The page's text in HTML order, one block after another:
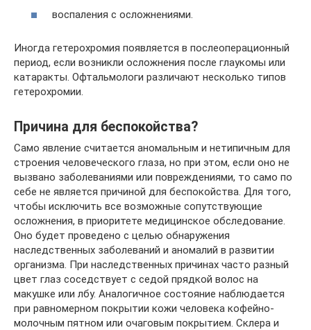
воспаления с осложнениями.
Иногда гетерохромия появляется в послеоперационный
период, если возникли осложнения после глаукомы или
катаракты. Офтальмологи различают несколько типов
гетерохромии.
Причина для беспокойства?
Само явление считается аномальным и нетипичным для
строения человеческого глаза, но при этом, если оно не
вызвано заболеваниями или повреждениями, то само по
себе не является причиной для беспокойства. Для того,
чтобы исключить все возможные сопутствующие
осложнения, в приоритете медицинское обследование.
Оно будет проведено с целью обнаружения
наследственных заболеваний и аномалий в развитии
организма. При наследственных причинах часто разный
цвет глаз соседствует с седой прядкой волос на
макушке или лбу. Аналогичное состояние наблюдается
при равномерном покрытии кожи человека кофейно-
молочным пятном или очаговым покрытием. Склера и